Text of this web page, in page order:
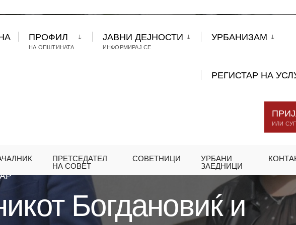
ПРОФИЛ
НА ОПШТИНАТА
ЈАВНИ ДЕЈНОСТИ
ИНФОРМИРАЈ СЕ
УРБАНИЗАМ
РЕГИСТАР НА
ИЛИ
ПРЕТСЕДАТЕЛ
НА СОВЕТ
СОВЕТНИЦИ
УРБАНИ
ЗАЕДНИЦИ
БОГДАНОВИЌ И МИНИСТЕРКАТА ЦАРОВСКА ВО
Богдановиќ и